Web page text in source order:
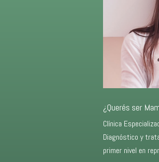
¿Querés ser
Clínica
Diagnóstico y
primer nivel en